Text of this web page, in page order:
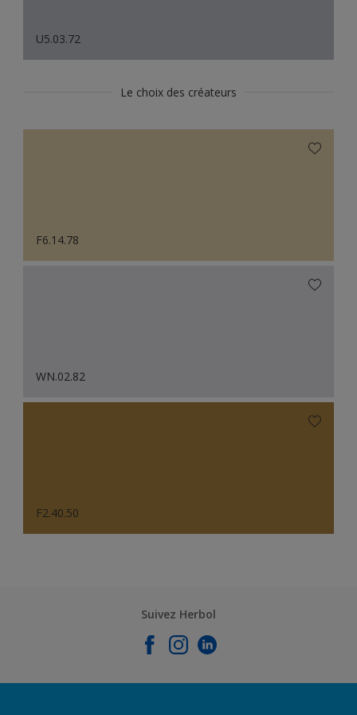
U5.03.72
Le choix des créateurs
F6.14.78
WN.02.82
F2.40.50
Suivez Herbol